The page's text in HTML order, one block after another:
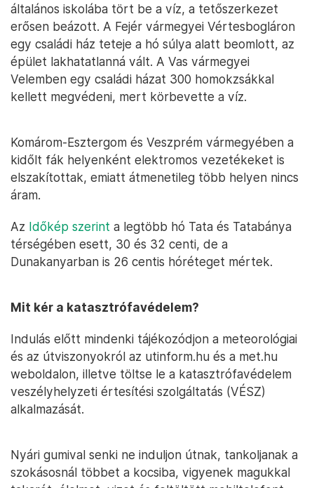
általános iskolába tört be a víz, a tetőszerkezet
erősen beázott. A Fejér vármegyei Vértesbogláron
egy családi ház teteje a hó súlya alatt beomlott, az
épület lakhatatlanná vált. A Vas vármegyei
Velemben egy családi házat 300 homokzsákkal
kellett megvédeni, mert körbevette a víz.
Komárom-Esztergom és Veszprém vármegyében a
kidőlt fák helyenként elektromos vezetékeket is
elszakítottak, emiatt átmenetileg több helyen nincs
áram.
Az Időkép szerint a legtöbb hó Tata és Tatabánya
térségében esett, 30 és 32 centi, de a
Dunakanyarban is 26 centis hóréteget mértek.
Mit kér a katasztrófavédelem?
Indulás előtt mindenki tájékozódjon a meteorológiai
és az útviszonyokról az utinform.hu és a met.hu
weboldalon, illetve töltse le a katasztrófavédelem
veszélyhelyzeti értesítési szolgáltatás (VÉSZ)
alkalmazását.
Nyári gumival senki ne induljon útnak, tankoljanak a
szokásosnál többet a kocsiba, vigyenek magukkal